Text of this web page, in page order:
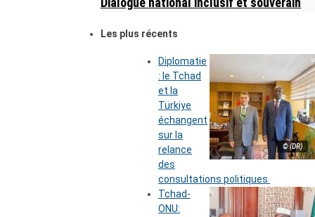
Les plus récents
© (DR)
Diplomatie
: le Tchad
et la
Türkiye
échangent
sur la
relance
des
consultations politiques
Tchad-
ONU: